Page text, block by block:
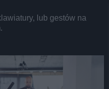
lub gestów na